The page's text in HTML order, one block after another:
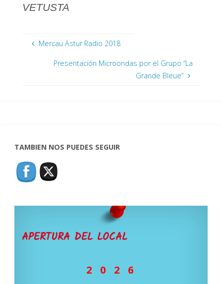
VETUSTA
Mercau Astur Radio 2018
Presentación Microondas por el Grupo “La
Grande Bleue”
TAMBIEN NOS PUEDES SEGUIR
APERTURA DEL LOCAL
2 0 2 6